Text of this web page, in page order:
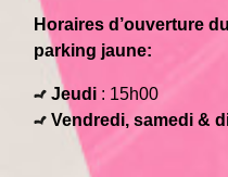
Horaires d’ouverture
parking jaune:
Jeudi : 15h00
Vendredi, samedi &